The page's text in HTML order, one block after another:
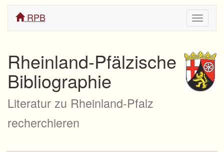
ein/
RPB
Rheinland-Pfälzische
Bibliographie
Literatur zu Rheinland-Pfalz
recherchieren